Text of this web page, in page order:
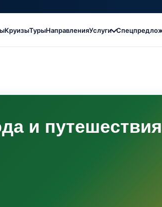
КруизыТурыНаправленияУслуги
и путешествия